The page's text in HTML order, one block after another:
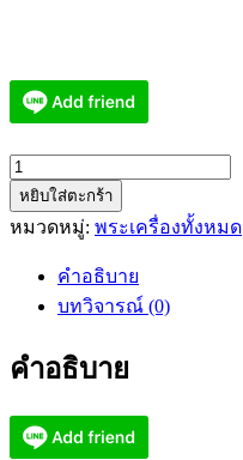
จำนวน
เหรียญ
หล่อ
สุ
รวย
หยิบใส่ตะกร้า
หมวดหมู่: พระเครื่องทั้งหมด
คำอธิบาย
บทวิจารณ์ (0)
คำอธิบาย